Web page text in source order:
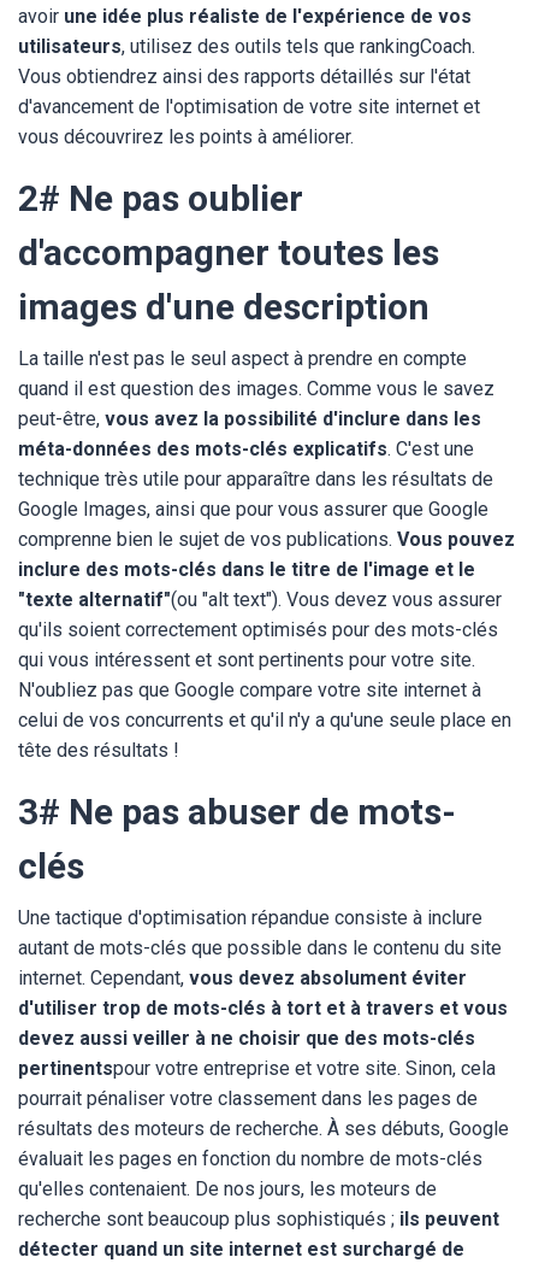
avoir une idée plus réaliste de l'expérience de vos
utilisateurs, utilisez des outils tels que rankingCoach.
Vous obtiendrez ainsi des rapports détaillés sur l'état
d'avancement de l'optimisation de votre site internet et
vous découvrirez les points à améliorer.
2# Ne pas oublier
d'accompagner toutes les
images d'une description
La taille n'est pas le seul aspect à prendre en compte
quand il est question des images. Comme vous le savez
peut-être, vous avez la possibilité d'inclure dans les
méta-données des mots-clés explicatifs. C'est une
technique très utile pour apparaître dans les résultats de
Google Images, ainsi que pour vous assurer que Google
comprenne bien le sujet de vos publications. Vous pouvez
inclure des mots-clés dans le titre de l'image et le
"texte alternatif"(ou "alt text"). Vous devez vous assurer
qu'ils soient correctement optimisés pour des mots-clés
qui vous intéressent et sont pertinents pour votre site.
N'oubliez pas que Google compare votre site internet à
celui de vos concurrents et qu'il n'y a qu'une seule place en
tête des résultats !
3# Ne pas abuser de mots-
clés
Une tactique d'optimisation répandue consiste à inclure
autant de mots-clés que possible dans le contenu du site
internet. Cependant, vous devez absolument éviter
d'utiliser trop de mots-clés à tort et à travers et vous
devez aussi veiller à ne choisir que des mots-clés
pertinentspour votre entreprise et votre site. Sinon, cela
pourrait pénaliser votre classement dans les pages de
résultats des moteurs de recherche. À ses débuts, Google
évaluait les pages en fonction du nombre de mots-clés
qu'elles contenaient. De nos jours, les moteurs de
recherche sont beaucoup plus sophistiqués ; ils peuvent
détecter quand un site internet est surchargé de